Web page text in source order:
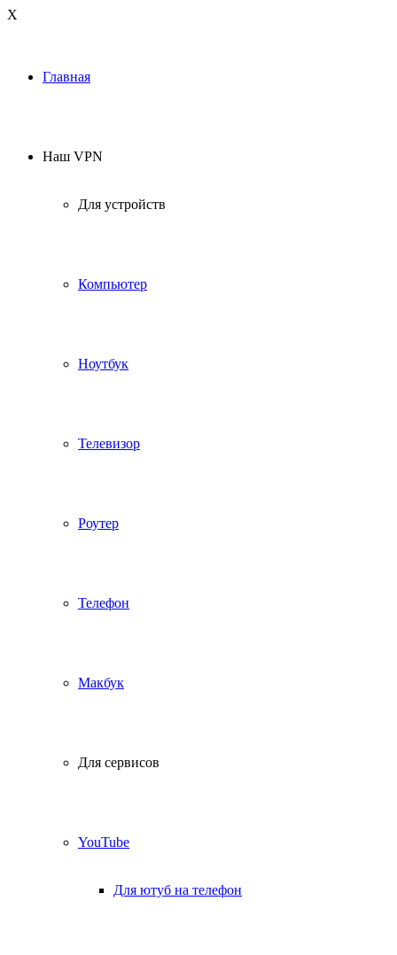
Х
Главная
Наш VPN
Для устройств
Компьютер
Ноутбук
Телевизор
Роутер
Телефон
Макбук
Для сервисов
YouTube
Для ютуб на телефон